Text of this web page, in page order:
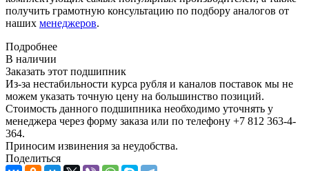
получить грамотную консультацию по подбору аналогов от
наших менеджеров.
Подробнее
В наличии
Заказать этот подшипник
Из-за нестабильности курса рубля и каналов поставок мы не
можем указать точную цену на большинство позиций.
Стоимость данного подшипника необходимо уточнять у
менеджера через форму заказа или по телефону +7 812 363-4-
364.
Приносим извинения за неудобства.
Поделиться